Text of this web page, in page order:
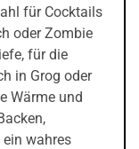
für Cocktails
oder Zombie
für die
in Grog oder
Wärme und
wahres